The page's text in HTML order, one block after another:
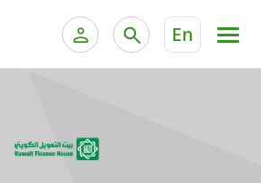
En
الخدمات المصرفية الإلكترونية